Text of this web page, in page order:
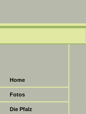
Home
Fotos
Die Pfalz